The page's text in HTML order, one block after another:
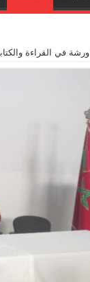
ورشة في القراءة